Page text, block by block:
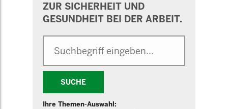
ZUR SICHERHEIT UND
GESUNDHEIT BEI DER ARBEIT.
SUCHE
Ihre Themen-Auswahl: